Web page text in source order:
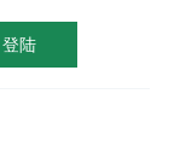
登陆